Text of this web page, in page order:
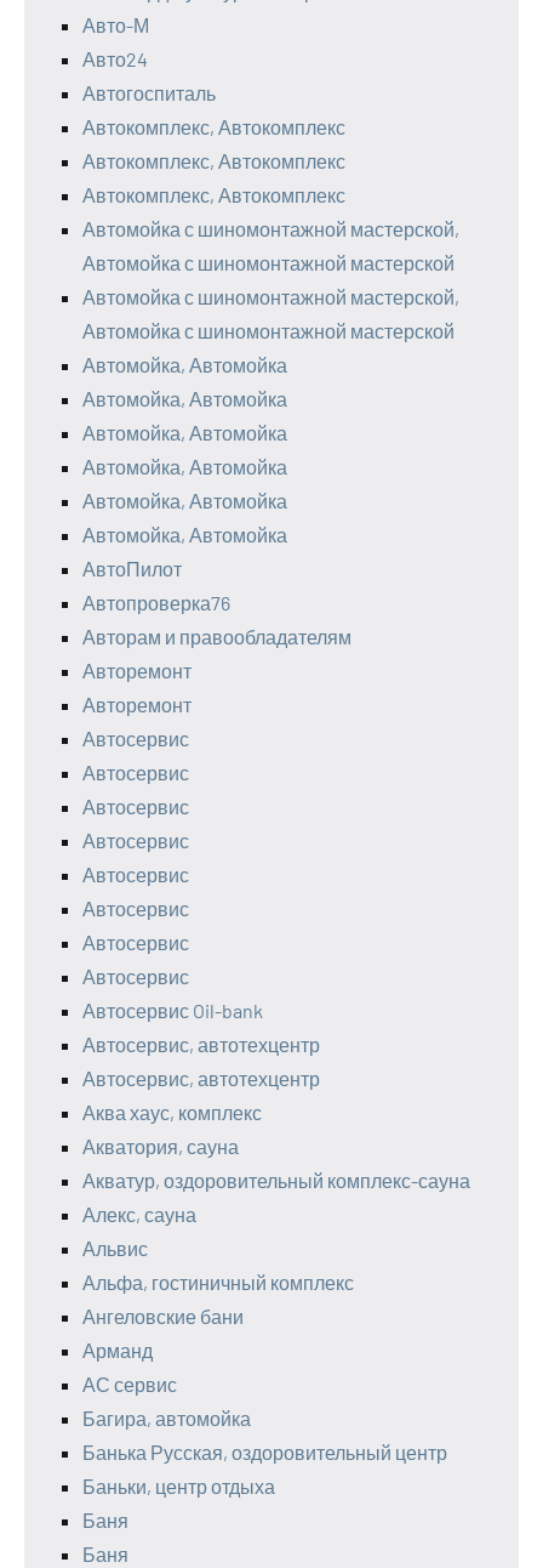
Авто-М
Авто24
Автогоспиталь
Автокомплекс, Автокомплекс
Автокомплекс, Автокомплекс
Автокомплекс, Автокомплекс
Автомойка с шиномонтажной мастерской,
Автомойка с шиномонтажной мастерской
Автомойка с шиномонтажной мастерской,
Автомойка с шиномонтажной мастерской
Автомойка, Автомойка
Автомойка, Автомойка
Автомойка, Автомойка
Автомойка, Автомойка
Автомойка, Автомойка
Автомойка, Автомойка
АвтоПилот
Автопроверка76
Авторам и правообладателям
Авторемонт
Авторемонт
Автосервис
Автосервис
Автосервис
Автосервис
Автосервис
Автосервис
Автосервис
Автосервис
Автосервис Oil-bank
Автосервис, автотехцентр
Автосервис, автотехцентр
Аква хаус, комплекс
Акватория, сауна
Акватур, оздоровительный комплекс-сауна
Алекс, сауна
Альвис
Альфа, гостиничный комплекс
Ангеловские бани
Арманд
АС сервис
Багира, автомойка
Банька Русская, оздоровительный центр
Баньки, центр отдыха
Баня
Баня